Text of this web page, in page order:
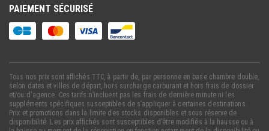
PAIEMENT SÉCURISÉ
Tous nos prix sont affichés TTC, à partir de, par personne en base chambre double,
selon dates et villes de départ, hors surcharge carburant et hors frais de dossier
et/ou d'agence. Ces tarifs n’incluent pas les frais de dernière minute ni les
suppléments spécifiques susceptibles de s’appliquer à certaines destinations.
Prix et promotions dans la limite des stocks disponibles et sous réserve de
disponibilité. Les prix affichés sont susceptibles d’être modifiés à la hausse ou à